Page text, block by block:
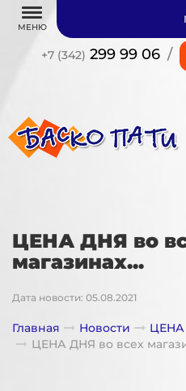
МЕНЮ
+7 (342) 299 99 06 /
ЦЕНА ДНЯ во
магазинах...
Дата новости: 05.08.2021
Главная Новости
ЦЕНА ДНЯ во всех